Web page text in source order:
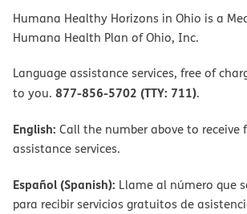
Humana Healthy Horizons in Ohio is a
Humana Health Plan of Ohio, Inc.
Language assistance services, free of
to you. 877-856-5702 (TTY: 711).
English: Call the number above to receive
assistance services.
Español (Spanish): Llame al número que
para recibir servicios gratuitos de